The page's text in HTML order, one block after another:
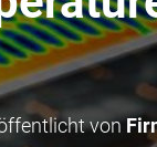
von